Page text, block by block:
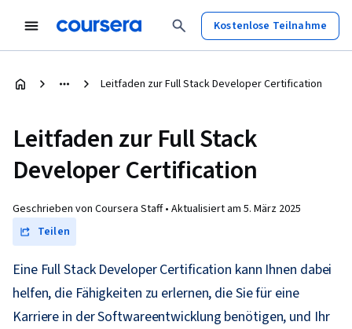
Kostenlose Teilnahme
Leitfaden zur Full Stack Developer Certification
Leitfaden zur Full Stack
Developer Certification
Geschrieben von Coursera Staff • Aktualisiert am 5. März 2025
Teilen
Eine Full Stack Developer Certification kann Ihnen dabei
helfen, die Fähigkeiten zu erlernen, die Sie für eine
Karriere in der Softwareentwicklung benötigen, und Ihr